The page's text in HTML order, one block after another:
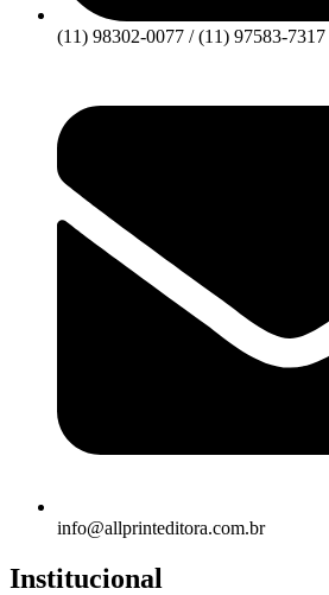
(11) 98302-0077 / (11) 97583-7317
info@allprinteditora.com.br
Institucional